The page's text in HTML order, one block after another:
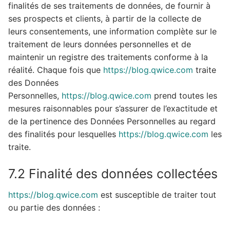
finalités de ses traitements de données, de fournir à
ses prospects et clients, à partir de la collecte de
leurs consentements, une information complète sur le
traitement de leurs données personnelles et de
maintenir un registre des traitements conforme à la
réalité. Chaque fois que https://blog.qwice.com traite
des Données
Personnelles, https://blog.qwice.com prend toutes les
mesures raisonnables pour s’assurer de l’exactitude et
de la pertinence des Données Personnelles au regard
des finalités pour lesquelles https://blog.qwice.com les
traite.
7.2 Finalité des données collectées
https://blog.qwice.com est susceptible de traiter tout
ou partie des données :